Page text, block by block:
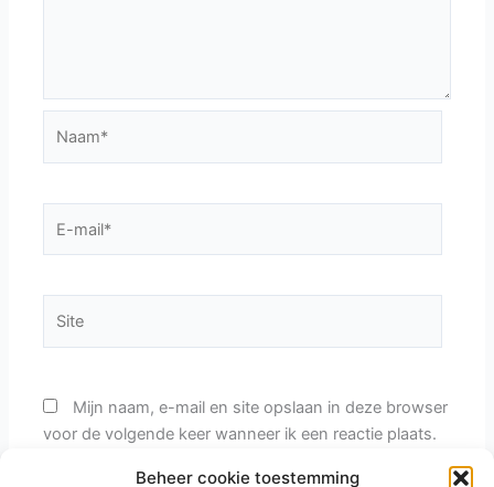
Beheer cookie toestemming
mail*
Mijn naam, e-mail en site opslaan in deze browser
voor de volgende keer wanneer ik een reactie plaats.